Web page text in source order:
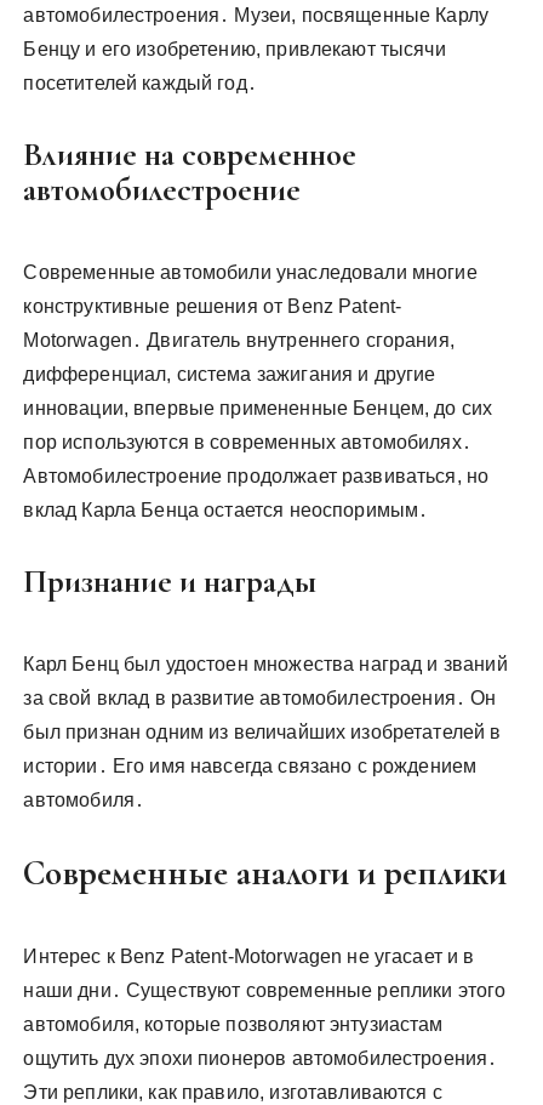
автомобилестроения․ Музеи, посвященные Карлу
Бенцу и его изобретению, привлекают тысячи
посетителей каждый год․
Влияние на современное
автомобилестроение
Современные автомобили унаследовали многие
конструктивные решения от Benz Patent-
Motorwagen․ Двигатель внутреннего сгорания,
дифференциал, система зажигания и другие
инновации, впервые примененные Бенцем, до сих
пор используются в современных автомобилях․
Автомобилестроение продолжает развиваться, но
вклад Карла Бенца остается неоспоримым․
Признание и награды
Карл Бенц был удостоен множества наград и званий
за свой вклад в развитие автомобилестроения․ Он
был признан одним из величайших изобретателей в
истории․ Его имя навсегда связано с рождением
автомобиля․
Современные аналоги и реплики
Интерес к Benz Patent-Motorwagen не угасает и в
наши дни․ Существуют современные реплики этого
автомобиля, которые позволяют энтузиастам
ощутить дух эпохи пионеров автомобилестроения․
Эти реплики, как правило, изготавливаются с